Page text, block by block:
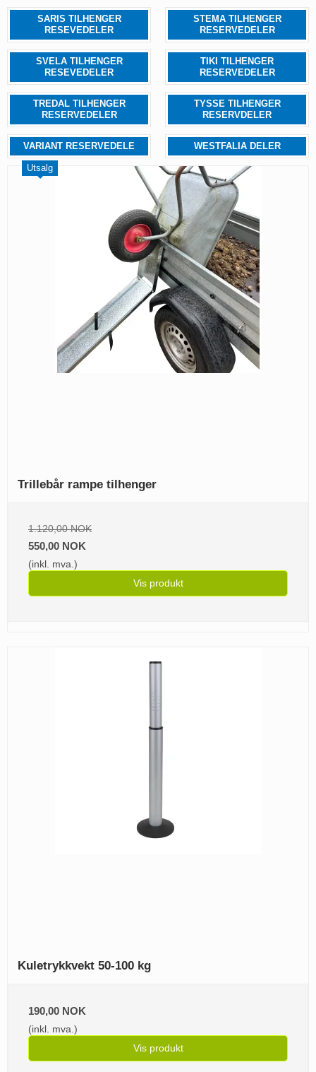
SARIS TILHENGER
RESEVEDELER
STEMA TILHENGER
RESERVEDELER
SVELA TILHENGER
RESEVEDELER
TIKI TILHENGER
RESERVEDELER
TREDAL TILHENGER
RESERVEDELER
TYSSE TILHENGER
RESERVDELER
VARIANT RESERVEDELE WESTFALIA DELER
Utsalg
Trillebår rampe tilhenger
1.120,00 NOK
550,00 NOK
(inkl. mva.)
Vis produkt
Kuletrykkvekt 50-100 kg
190,00 NOK
(inkl. mva.)
Vis produkt